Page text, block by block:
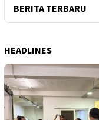
BERITA TERBARU
HEADLINES